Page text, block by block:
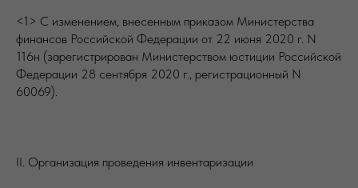
<1> С изменением, внесенным приказом Министерства
финансов Российской Федерации от 22 июня 2020 г. N
116н (зарегистрирован Министерством юстиции Российской
Федерации 28 сентября 2020 г., регистрационный N
60069).
II. Организация проведения инвентаризации